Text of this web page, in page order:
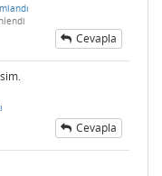
Cevapla
Cevapla